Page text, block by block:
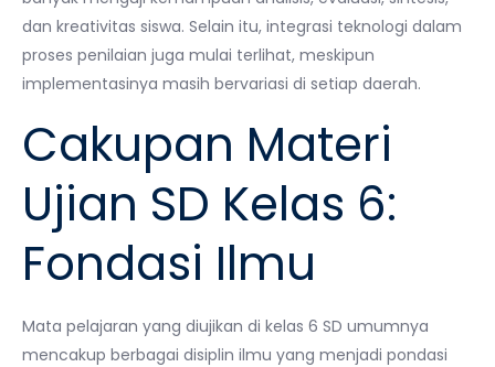
dan kreativitas siswa. Selain itu, integrasi teknologi dalam
proses penilaian juga mulai terlihat, meskipun
implementasinya masih bervariasi di setiap daerah.
Cakupan Materi
Ujian SD Kelas 6:
Fondasi Ilmu
Mata pelajaran yang diujikan di kelas 6 SD umumnya
mencakup berbagai disiplin ilmu yang menjadi pondasi